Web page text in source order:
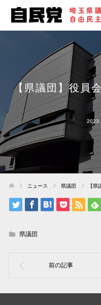
【県議団】役員
ニュース 県議団 【県
県議団